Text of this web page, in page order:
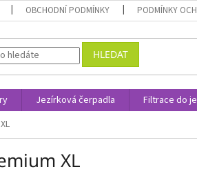
OBCHODNÍ PODMÍNKY PODMÍNKY
HLEDAT
Jezírková čerpadla Filtrace do
XL